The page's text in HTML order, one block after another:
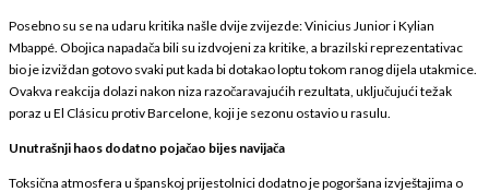
Posebno su se na udaru kritika našle dvije zvijezde: Vinicius Junior i Kylian
Mbappé. Obojica napadača bili su izdvojeni za kritike, a brazilski reprezentativac
bio je izviždan gotovo svaki put kada bi dotakao loptu tokom ranog dijela utakmice.
Ovakva reakcija dolazi nakon niza razočaravajućih rezultata, uključujući težak
poraz u El Clásicu protiv Barcelone, koji je sezonu ostavio u rasulu.
Unutrašnji haos dodatno pojačao bijes navijača
Toksična atmosfera u španskoj prijestolnici dodatno je pogoršana izvještajima o